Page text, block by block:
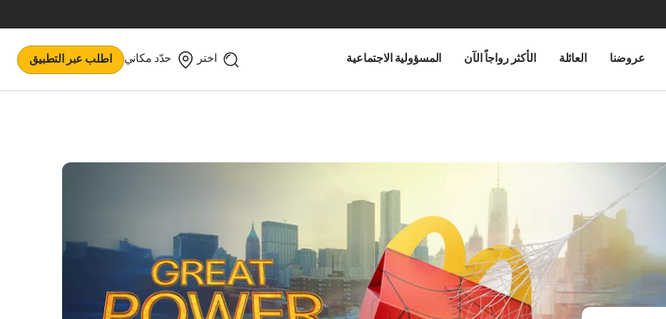
عروضنا العائلة الأكثر رواجاً الآن المسؤولية الاجتماعية اختر حدّد مكاني اطلب عبر التطبيق